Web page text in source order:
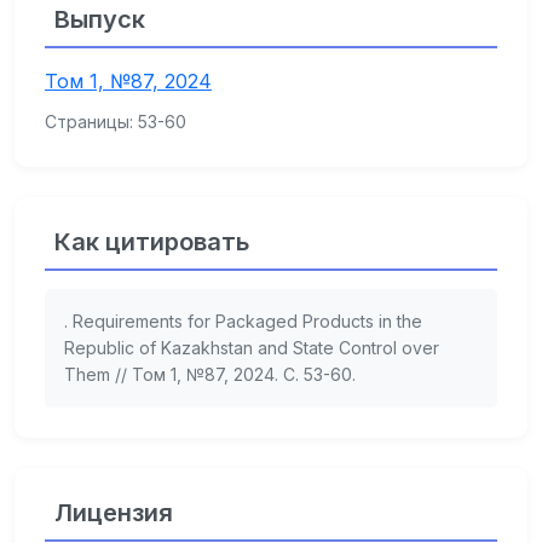
Выпуск
Том 1, №87, 2024
Страницы: 53-60
Как цитировать
. Requirements for Packaged Products in the
Republic of Kazakhstan and State Control over
Them // Том 1, №87, 2024. С. 53-60.
Лицензия